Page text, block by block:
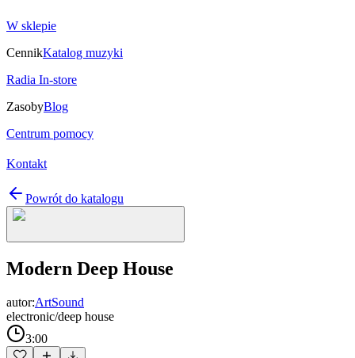
W sklepie
CennikKatalog muzyki
Radia In-store
ZasobyBlog
Centrum pomocy
Kontakt
Powrót do katalogu
Modern Deep House
autor:ArtSound
electronic/deep house
3:00